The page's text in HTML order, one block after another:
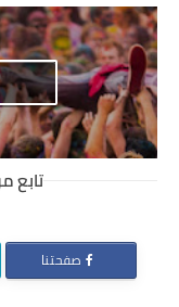
تابع
صفحتنا